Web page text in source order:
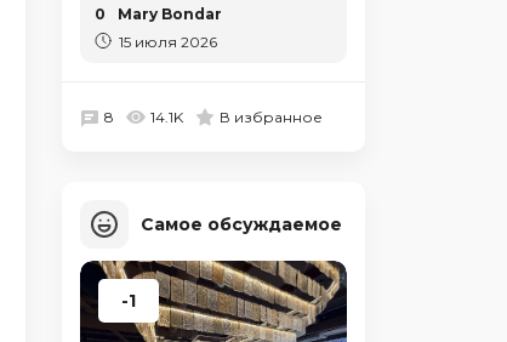
0
Mary Bondar
15 июля 2026
8 14.1K В избранное
Самое обсуждаемое
-1